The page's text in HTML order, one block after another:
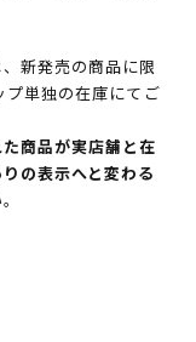
新発売の商品に限
プ単独の在庫にてご
商品が実店舗と在
の表示へと変わる